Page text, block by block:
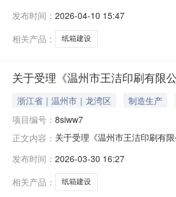
建设地点建设单位环境影响评
4-10注：根据《建设项目环境
发布时间： 2026-04-10 15:47
相关产品：
纸箱建设
关于受理《温州市王洁印刷有限
浙江省｜温州市｜龙湾区 制造生产
项目编号： 8siww7
正文内容： 关于受理《温州市王洁印刷有
月30日起七个工作日联系人：
函、传真
发布时间： 2026-03-30 16:27
相关产品：
纸箱建设